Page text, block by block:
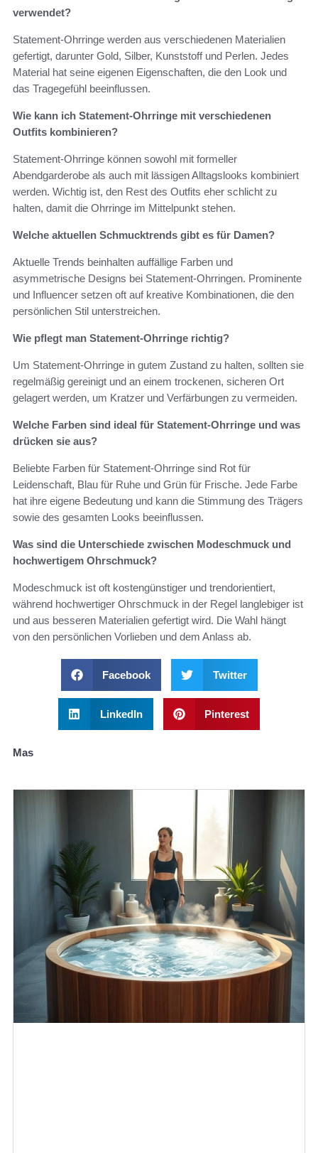
verwendet?
Statement-Ohrringe werden aus verschiedenen Materialien
gefertigt, darunter Gold, Silber, Kunststoff und Perlen. Jedes
Material hat seine eigenen Eigenschaften, die den Look und
das Tragegefühl beeinflussen.
Wie kann ich Statement-Ohrringe mit verschiedenen
Outfits kombinieren?
Statement-Ohrringe können sowohl mit formeller
Abendgarderobe als auch mit lässigen Alltagslooks kombiniert
werden. Wichtig ist, den Rest des Outfits eher schlicht zu
halten, damit die Ohrringe im Mittelpunkt stehen.
Welche aktuellen Schmucktrends gibt es für Damen?
Aktuelle Trends beinhalten auffällige Farben und
asymmetrische Designs bei Statement-Ohrringen. Prominente
und Influencer setzen oft auf kreative Kombinationen, die den
persönlichen Stil unterstreichen.
Wie pflegt man Statement-Ohrringe richtig?
Um Statement-Ohrringe in gutem Zustand zu halten, sollten sie
regelmäßig gereinigt und an einem trockenen, sicheren Ort
gelagert werden, um Kratzer und Verfärbungen zu vermeiden.
Welche Farben sind ideal für Statement-Ohrringe und was
drücken sie aus?
Beliebte Farben für Statement-Ohrringe sind Rot für
Leidenschaft, Blau für Ruhe und Grün für Frische. Jede Farbe
hat ihre eigene Bedeutung und kann die Stimmung des Trägers
sowie des gesamten Looks beeinflussen.
Was sind die Unterschiede zwischen Modeschmuck und
hochwertigem Ohrschmuck?
Modeschmuck ist oft kostengünstiger und trendorientiert,
während hochwertiger Ohrschmuck in der Regel langlebiger ist
und aus besseren Materialien gefertigt wird. Die Wahl hängt
von den persönlichen Vorlieben und dem Anlass ab.
Facebook Twitter
LinkedIn Pinterest
Mas